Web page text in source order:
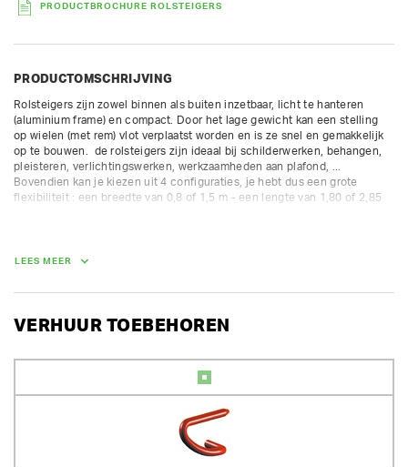
PRODUCTBROCHURE ROLSTEIGERS
PRODUCTOMSCHRIJVING
Rolsteigers zijn zowel binnen als buiten inzetbaar, licht te hanteren
(aluminium frame) en compact. Door het lage gewicht kan een stelling
op wielen (met rem) vlot verplaatst worden en is ze snel en gemakkelijk
op te bouwen.  de rolsteigers zijn ideaal bij schilderwerken, behangen,
pleisteren, verlichtingswerken, werkzaamheden aan plafond, ...
Bovendien kan je kiezen uit 4 configuraties, je hebt dus een grote
flexibiliteit : een breedte van 0,8 of 1,5 m - een lengte van 1,80 of 2,85
inbegrepen in de prijs.
steigerhoogte: 7,60 m
werkhoogte: 8,35 m
LEES MEER
VERHUUR TOEBEHOREN